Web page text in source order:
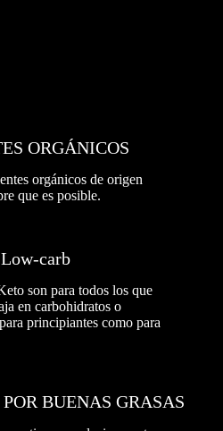
ORGÁNICOS
orgánicos de origen
que es posible.
carb
son para todos los que
en carbohidratos o
principiantes como para
BUENAS GRASAS